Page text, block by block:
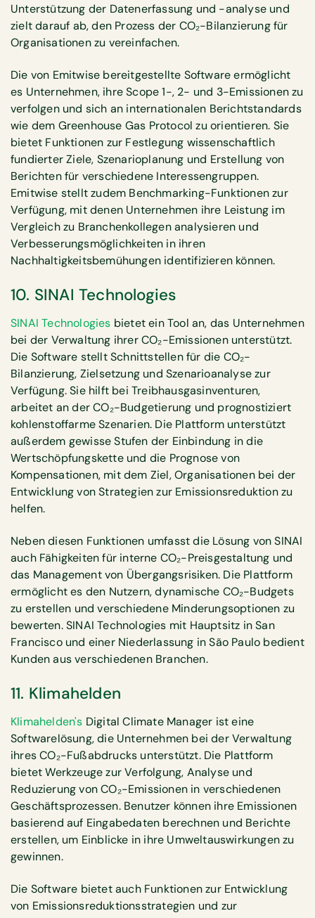
Unterstützung der Datenerfassung und -analyse und
zielt darauf ab, den Prozess der CO₂-Bilanzierung für
Organisationen zu vereinfachen.
Die von Emitwise bereitgestellte Software ermöglicht
es Unternehmen, ihre Scope 1-, 2- und 3-Emissionen zu
verfolgen und sich an internationalen Berichtstandards
wie dem Greenhouse Gas Protocol zu orientieren. Sie
bietet Funktionen zur Festlegung wissenschaftlich
fundierter Ziele, Szenarioplanung und Erstellung von
Berichten für verschiedene Interessengruppen.
Emitwise stellt zudem Benchmarking-Funktionen zur
Verfügung, mit denen Unternehmen ihre Leistung im
Vergleich zu Branchenkollegen analysieren und
Verbesserungsmöglichkeiten in ihren
Nachhaltigkeitsbemühungen identifizieren können.
10. SINAI Technologies
SINAI Technologies bietet ein Tool an, das Unternehmen
bei der Verwaltung ihrer CO₂-Emissionen unterstützt.
Die Software stellt Schnittstellen für die CO₂-
Bilanzierung, Zielsetzung und Szenarioanalyse zur
Verfügung. Sie hilft bei Treibhausgasinventuren,
arbeitet an der CO₂-Budgetierung und prognostiziert
kohlenstoffarme Szenarien. Die Plattform unterstützt
außerdem gewisse Stufen der Einbindung in die
Wertschöpfungskette und die Prognose von
Kompensationen, mit dem Ziel, Organisationen bei der
Entwicklung von Strategien zur Emissionsreduktion zu
helfen.
Neben diesen Funktionen umfasst die Lösung von SINAI
auch Fähigkeiten für interne CO₂-Preisgestaltung und
das Management von Übergangsrisiken. Die Plattform
ermöglicht es den Nutzern, dynamische CO₂-Budgets
zu erstellen und verschiedene Minderungsoptionen zu
bewerten. SINAI Technologies mit Hauptsitz in San
Francisco und einer Niederlassung in São Paulo bedient
Kunden aus verschiedenen Branchen.
11. Klimahelden
Klimahelden's Digital Climate Manager ist eine
Softwarelösung, die Unternehmen bei der Verwaltung
ihres CO₂-Fußabdrucks unterstützt. Die Plattform
bietet Werkzeuge zur Verfolgung, Analyse und
Reduzierung von CO₂-Emissionen in verschiedenen
Geschäftsprozessen. Benutzer können ihre Emissionen
basierend auf Eingabedaten berechnen und Berichte
erstellen, um Einblicke in ihre Umweltauswirkungen zu
gewinnen.
Die Software bietet auch Funktionen zur Entwicklung
von Emissionsreduktionsstrategien und zur